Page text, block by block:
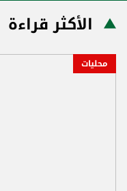
الأكثر قراءة
محليات